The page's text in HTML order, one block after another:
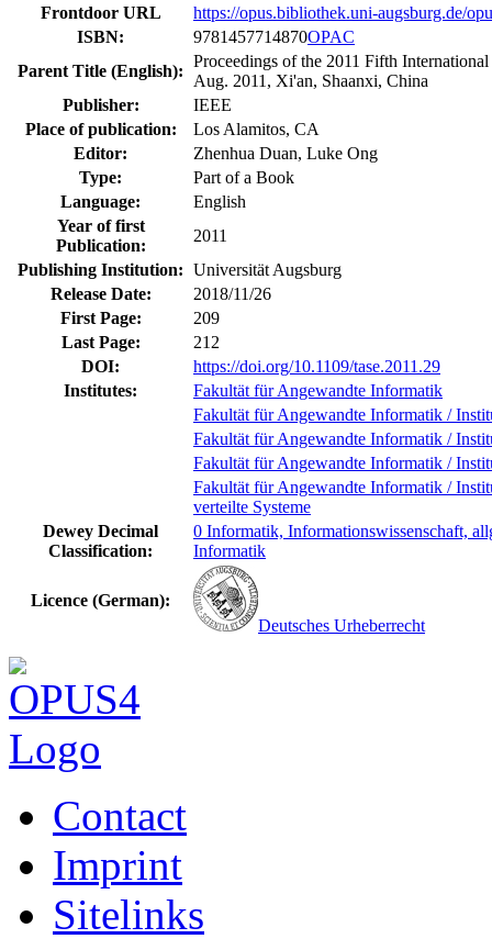
Frontdoor URL
https://opus.bibliothek.uni-augsburg.de/
ISBN:
9781457714870OPAC
Parent Title (English):
Proceedings of the 2011 Fifth
Aug. 2011, Xi'an, Shaanxi, China
Publisher:
IEEE
Place of publication:
Los Alamitos, CA
Editor:
Zhenhua Duan, Luke Ong
Type:
Part of a Book
Language:
English
Year of first
Publication:
2011
Publishing Institution: Universität Augsburg
Release Date:
2018/11/26
First Page:
209
Last Page:
212
DOI:
https://doi.org/10.1109/tase.2011.29
Institutes:
Fakultät für Angewandte Informatik
Fakultät für Angewandte Informatik /
Fakultät für Angewandte Informatik /
Fakultät für Angewandte Informatik /
Fakultät für Angewandte Informatik /
verteilte Systeme
Dewey Decimal
Classification:
0 Informatik, Informationswissenschaft,
Informatik
Licence (German):
Deutsches Urheberrecht
Contact
Imprint
Sitelinks